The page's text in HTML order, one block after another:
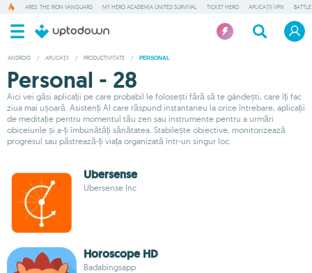
ARES: THE IRON VANGUARD MY HERO ACADEMIA UNITED SURVIVAL TICKET HERO APLICAȚII VPN
ANDROID / APLICAȚII / PRODUCTIVITATE / PERSONAL
Personal - 28
Aici vei găsi aplicații pe care probabil le folosești fără să te gândești, care îți fac
ziua mai ușoară. Asistenți AI care răspund instantaneu la orice întrebare, aplicații
de meditație pentru momentul tău zen sau instrumente pentru a urmări
obiceiurile și a-ți îmbunătăți sănătatea. Stabilește obiective, monitorizează
progresul sau păstrează-ți viața organizată într-un singur loc.
Ubersense
Ubersense Inc
Horoscope HD
Badabingsapp